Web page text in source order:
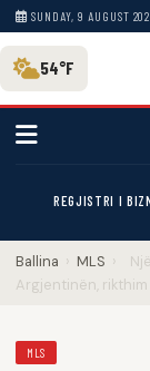
SUNDAY, 9 AUGUST
54°F
REGJISTRI I
Ballina › MLS ›
Argjentinën,
MLS